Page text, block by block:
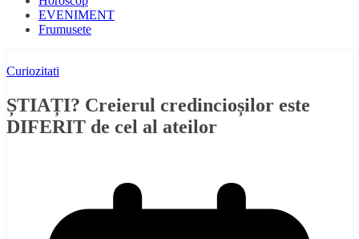
EVENIMENT
Frumusete
Curiozitati
ȘTIAȚI? Creierul credincioșilor este
DIFERIT de cel al ateilor